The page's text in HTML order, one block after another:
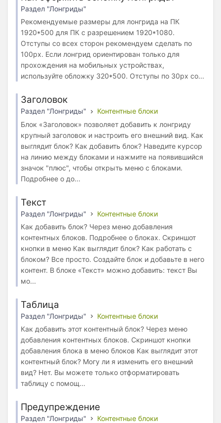
Раздел "Лонгриды"
Рекомендуемые размеры для лонгрида на ПК
1920*500 для ПК с разрешением 1920*1080.
Отступы со всех сторон рекомендуем сделать по
100px. Если лонгрид ориентирован только для
прохождения на мобильных устройствах,
используйте обложку 320*500. Отступы по 30px со...
Заголовок
Раздел "Лонгриды"
Контентные блоки
Блок «Заголовок» позволяет добавить к лонгриду
крупный заголовок и настроить его внешний вид. Как
выглядит блок? Как добавить блок? Наведите курсор
на линию между блоками и нажмите на появившийся
значок "плюс", чтобы открыть меню с блоками.
Подробнее о до...
Текст
Раздел "Лонгриды"
Контентные блоки
Как добавить блок? Через меню добавления
контентных блоков. Подробнее о блоках. Скриншот
кнопки в меню Как выглядит блок? Как работать с
блоком? Все просто. Создайте блок и добавьте в него
контент. В блоке «Текст» можно добавить: текст Вы
мо...
Таблица
Раздел "Лонгриды"
Контентные блоки
Как добавить этот контентный блок? Через меню
добавления контентных блоков. Скриншот кнопки
добавления блока в меню блоков Как выглядит этот
контентный блок? Могу ли я изменить его внешний
вид? Нет. Вы можете только отформатировать
таблицу с помощ...
Предупреждение
Раздел "Лонгриды"
Контентные блоки